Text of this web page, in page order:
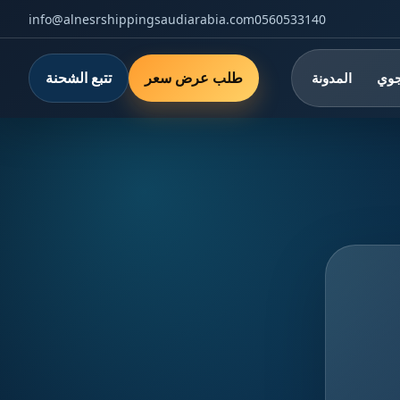
0560533140
info@alnesrshippingsaudiarabia.com
المدونة طلب عرض سعر تتبع الشحنة